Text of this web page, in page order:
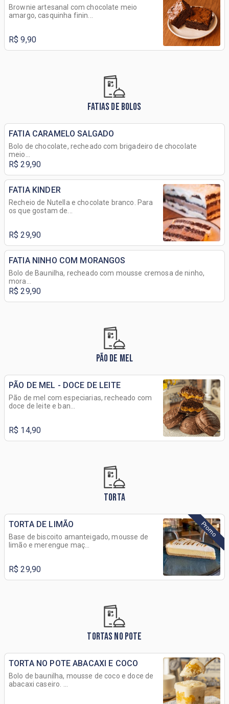
Brownie artesanal com chocolate meio
amargo, casquinha finin...
R$ 9,90
FATIAS DE BOLOS
FATIA CARAMELO SALGADO
Bolo de chocolate, recheado com brigadeiro de chocolate
meio...
R$ 29,90
FATIA KINDER
Recheio de Nutella e chocolate branco. Para
os que gostam de...
R$ 29,90
FATIA NINHO COM MORANGOS
Bolo de Baunilha, recheado com mousse cremosa de ninho,
mora...
R$ 29,90
PÃO DE MEL
PÃO DE MEL - DOCE DE LEITE
Pão de mel com especiarias, recheado com
doce de leite e ban...
R$ 14,90
TORTA
TORTA DE LIMÃO Promo
Base de biscoito amanteigado, mousse de
limão e merengue maç...
R$ 29,90
TORTAS NO POTE
TORTA NO POTE ABACAXI E COCO
Bolo de baunilha, mousse de coco e doce de
abacaxi caseiro. ...